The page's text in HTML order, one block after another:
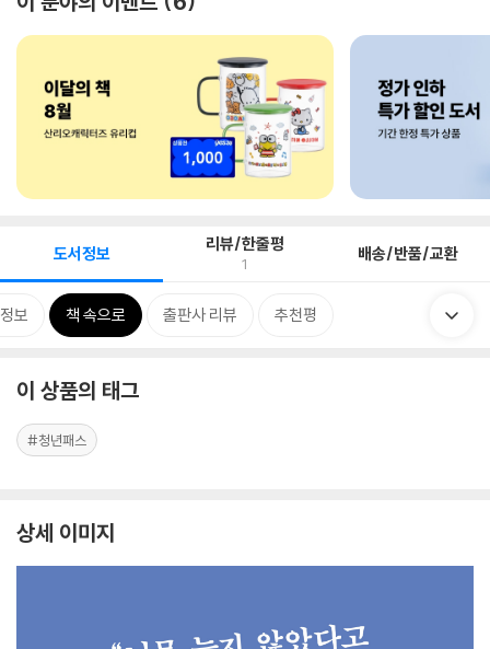
도서정보 리뷰/한줄평
1 배송/반품/교환
보 책 속으로 출판사 리뷰 추천평
이 상품의 태그
#청년패스
상세 이미지